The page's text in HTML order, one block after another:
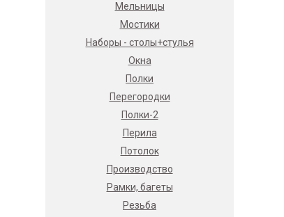
Мельницы
Мостики
Наборы - столы+стулья
Окна
Полки
Перегородки
Полки-2
Перила
Потолок
Производство
Рамки, багеты
Резьба